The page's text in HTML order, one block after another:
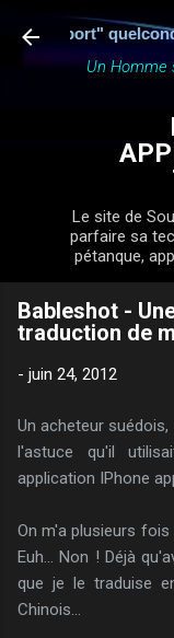
Un Homme
Le site de
parfaire sa
pétanque,
Bableshot -
traduction de
- juin 24, 2012
Un acheteur
l'astuce qu'il
application IPhone
On m'a plusieurs fois
Euh... Non ! Déjà
que je le traduise
Chinois...